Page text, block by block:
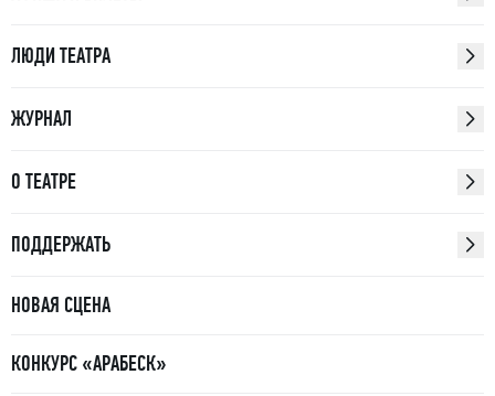
ЛЮДИ ТЕАТРА
ЖУРНАЛ
О ТЕАТРЕ
ПОДДЕРЖАТЬ
НОВАЯ СЦЕНА
КОНКУРС «АРАБЕСК»